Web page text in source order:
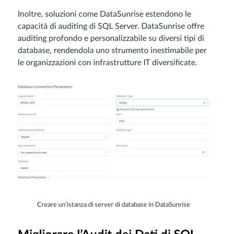
Inoltre, soluzioni come DataSunrise estendono le
capacità di auditing di SQL Server. DataSunrise offre
auditing profondo e personalizzabile su diversi tipi di
database, rendendola uno strumento inestimabile per
le organizzazioni con infrastrutture IT diversificate.
Creare un’istanza di server di database in DataSunrise